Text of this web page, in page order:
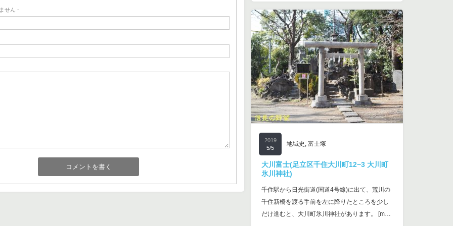
せん -
2019
5/5
地域史 , 富士塚
大川富士(足立区千住大川町12−3 大川町
氷川神社)
千住駅から日光街道(国道4号線)に出て、荒川の
千住新橋を渡る手前を左に降りたところを少し
だけ進むと、大川町氷川神社があります。 [m…